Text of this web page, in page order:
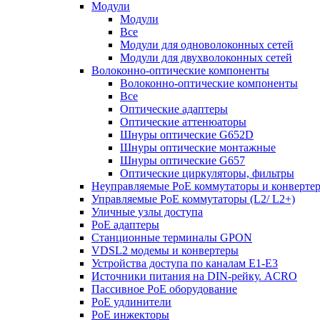
Модули
Модули
Все
Модули для одноволоконных сетей
Модули для двухволоконных сетей
Волоконно-оптические компоненты
Волоконно-оптические компоненты
Все
Оптические адаптеры
Оптические аттенюаторы
Шнуры оптические G652D
Шнуры оптические монтажные
Шнуры оптические G657
Оптические циркуляторы, фильтры
Неуправляемые PoE коммутаторы и
Управляемые PoE коммутаторы (L2/ L2+)
Уличные узлы доступа
PoE адаптеры
Станционные терминалы GPON
VDSL2 модемы и конвертеры
Устройства доступа по каналам E1-E3
Источники питания на DIN-рейку. ACRO
Пассивное PoE оборудование
PoE удлинители
PoE инжекторы